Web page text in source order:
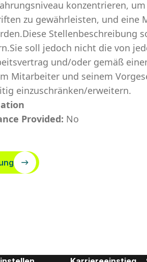
konzentrieren,
zu gewährleisten, und eine
Stellenbeschreibung
soll jedoch nicht die von
und/oder gemäß
Mitarbeiter und seinem
einzuschränken/erweitern.
Provided: No